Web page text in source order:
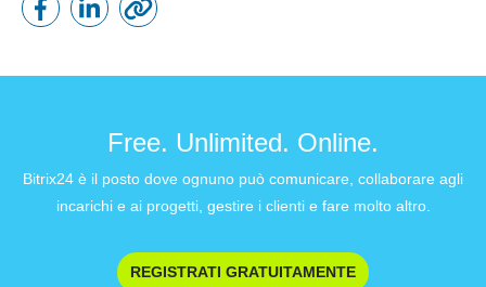
Free. Unlimited. Online.
Bitrix24 è il posto dove ognuno può comunicare, collaborare agli
incarichi e ai progetti, gestire i clienti e fare molto altro.
REGISTRATI GRATUITAMENTE